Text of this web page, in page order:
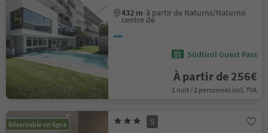
432 m à partir de Naturns/Naturno
centre de
Südtirol Guest Pass
À partir de 256€
1 nuit / 2 personnes incl. TVA
Réservable en ligne S